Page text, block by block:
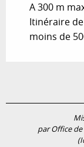
A 300 m
Itinéraire
moins de
par Office